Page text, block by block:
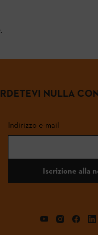
NULLA
Indirizzo e-mail
Iscrizione alla